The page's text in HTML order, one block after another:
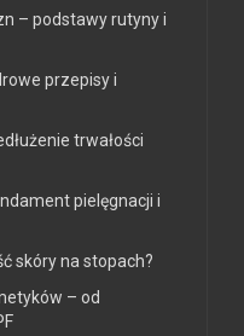
– podstawy rutyny i
przepisy i
trwałości
pielęgnacji i
skóry na stopach?
– od